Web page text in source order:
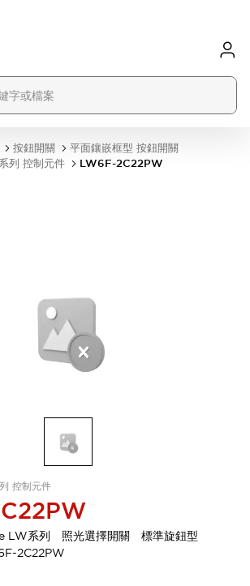
按鈕開關
平面鑲嵌框型 按鈕開關
列 控制元件
LW6F-2C22PW
控制元件
LW系列 照光選擇開關 標準旋鈕型
2C22PW